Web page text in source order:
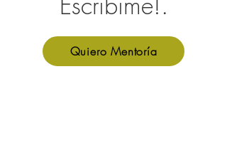
Quiero Mentoría